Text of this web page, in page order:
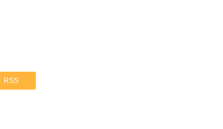
RSS